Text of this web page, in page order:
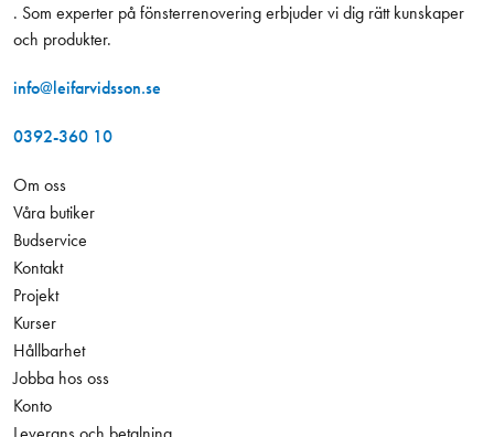
. Som experter på fönsterrenovering erbjuder vi dig rätt kunskaper
och produkter.
info@leifarvidsson.se
0392-360 10
Om oss
Våra butiker
Budservice
Kontakt
Projekt
Kurser
Hållbarhet
Jobba hos oss
Konto
Leverans och betalning